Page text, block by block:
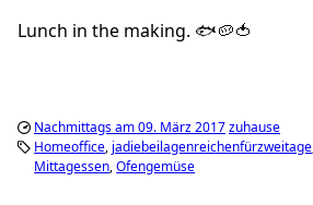
Lunch in the making. 🐟🥔🍅
Nachmittags am 09. März 2017zuhause
Homeoffice jadiebeilagenreichenfürzweitage
Mittagessen Ofengemüse